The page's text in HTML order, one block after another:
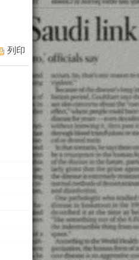
列印